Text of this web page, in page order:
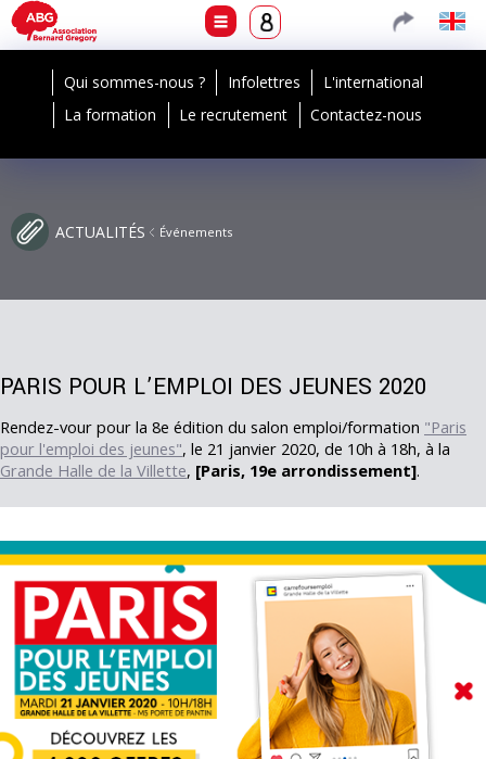
Qui sommes-nous ? Infolettres
L'international
La formation
Le recrutement Contactez-nous
ACTUALITÉS Événements
PARIS POUR L’EMPLOI DES JEUNES 2020
Rendez-vour pour la 8e édition du salon emploi/formation "Paris
pour l'emploi des jeunes", le 21 janvier 2020, de 10h à 18h, à la
Grande Halle de la Villette, [Paris, 19e arrondissement].